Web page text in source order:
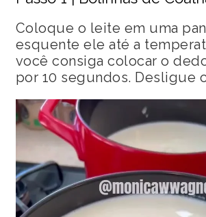
Coloque o leite em uma
esquente ele até a
você consiga colocar o
por 10 segundos. Desligue